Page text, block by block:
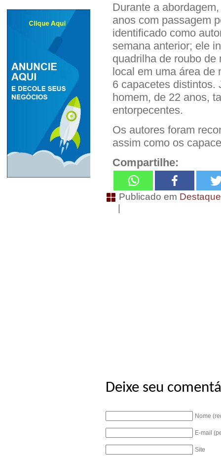
Durante a
anos com passagem
identificado como
semana anterior; ele
quadrilha de roubo
local em uma área de
6 capacetes distintos.
homem, de 22 anos,
entorpecentes.
Os autores foram
assim como os
Compartilhe:
Publicado em
|
Deixe seu
Nome
E-mail
Site